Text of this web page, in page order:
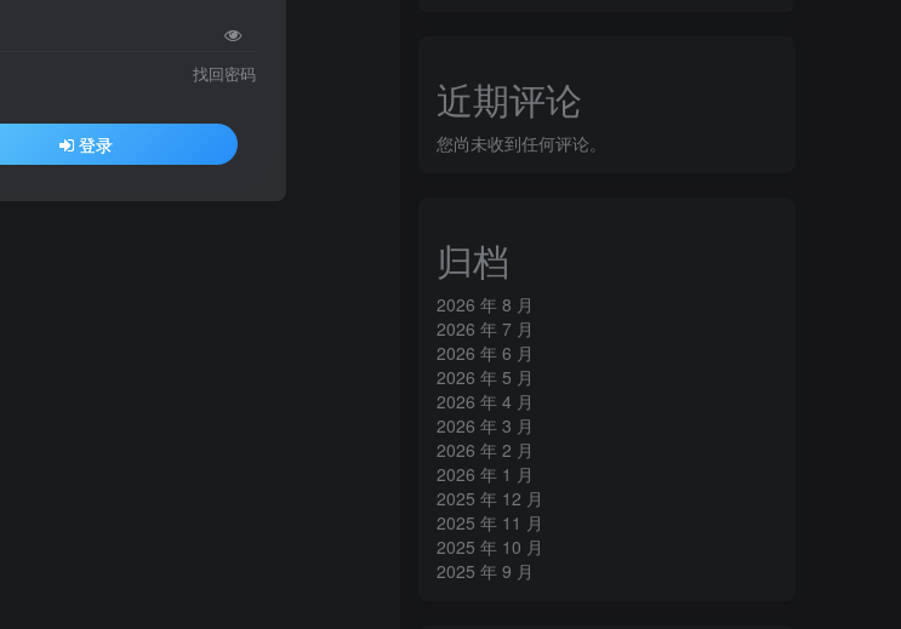
近期评论
您尚未收到任何评论。
归档
2026 年 8 月
2026 年 7 月
2026 年 6 月
2026 年 5 月
2026 年 4 月
2026 年 3 月
2026 年 2 月
2026 年 1 月
2025 年 12 月
2025 年 11 月
2025 年 10 月
2025 年 9 月
找回密码
登录